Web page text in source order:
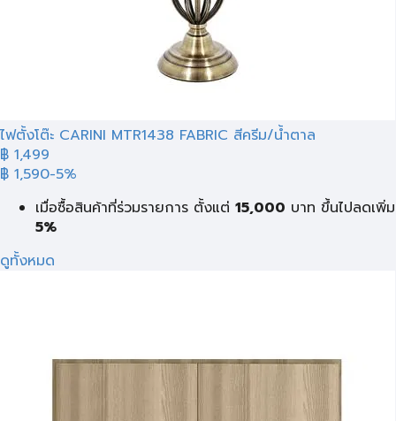
ไฟตั้งโต๊ะ CARINI MTR1438 FABRIC สีครีม/น้ำตาล
฿ 1,499
฿ 1,590-5%
เมื่อซื้อสินค้าที่ร่วมรายการ ตั้งแต่ 15,000 บาท ขึ้นไปลดเพิ่ม
5%
ดูทั้งหมด